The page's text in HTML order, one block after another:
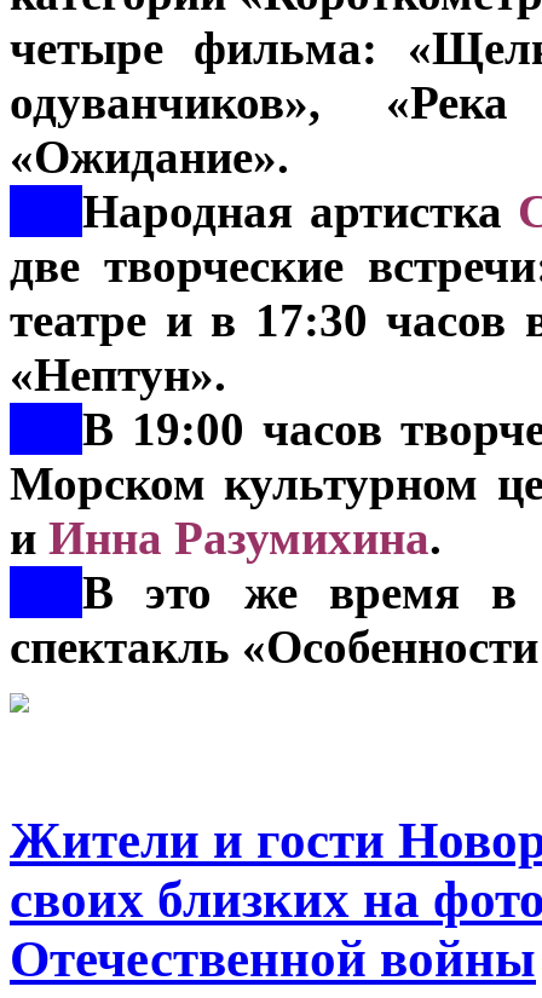
четыре фильма:
одуванчиков»,
«Ожидание».
Народная артистка
две творческие
театре и в 17:30 часов
«Нептун».
В 19:00 часов
Морском культурном
и Инна Разумихина.
В это же время в
спектакль
Жители и гости
своих близких на
Отечественной войны